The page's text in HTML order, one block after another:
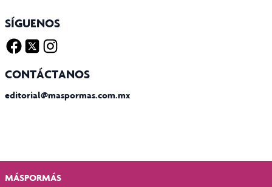
SÍGUENOS
CONTÁCTANOS
editorial@maspormas.com.mx
MÁSPORMÁS